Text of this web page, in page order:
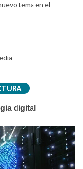
tema en el
digital